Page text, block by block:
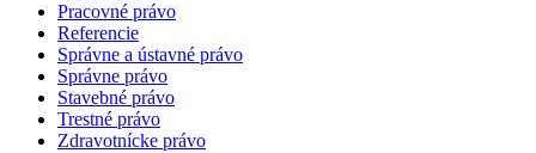
Pracovné právo
Referencie
Správne a ústavné právo
Správne právo
Stavebné právo
Trestné právo
Zdravotnícke právo